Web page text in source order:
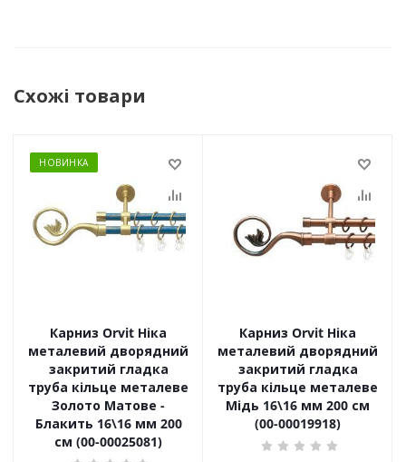
Схожі товари
НОВИНКА
Карниз Orvit Ніка
металевий дворядний
закритий гладка
труба кільце металеве
Золото Матове -
Блакить 16\16 мм 200
см (00-00025081)
Карниз Orvit Ніка
металевий дворядний
закритий гладка
труба кільце металеве
Мідь 16\16 мм 200 см
(00-00019918)